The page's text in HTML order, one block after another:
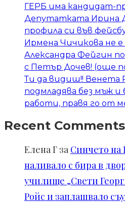
ГЕРБ има кандидат-
Депутатката Ирина
профила си във
Ирмена Чичикова не е
Александра Фейгин
с Петър Дочев! (още
Ти да видиш!! Венета
подмладява без мъж и
работи, правя го от
Recent Comments
Елена Г за Синчето на
наливало с бира в
училище „Свети
Ройс и заплашвало